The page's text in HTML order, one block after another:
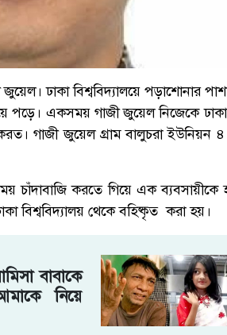
ঢাকা বিশ্ববিদ্যালয়ে পড়াশোনার
একসময় গাজী জুয়েল নিজেকে ঢাকা
করত। গাজী জুয়েল গ্রাম বালুচরা
চাঁদাবাজি করতে গিয়ে এক ব্যবসায়ীকে
বিশ্ববিদ্যালয় থেকে বহিষ্কৃত করা হয়।
বাবাকে
নিয়ে